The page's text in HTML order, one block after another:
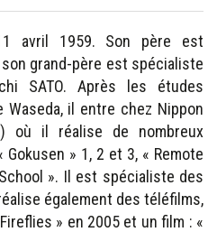
avril 1959. Son père est
son grand-père est spécialiste
SATO. Après les études
Waseda, il entre chez Nippon
où il réalise de nombreux
» 1, 2 et 3, « Remote
». Il est spécialiste des
également des téléfilms,
» en 2005 et un film : «